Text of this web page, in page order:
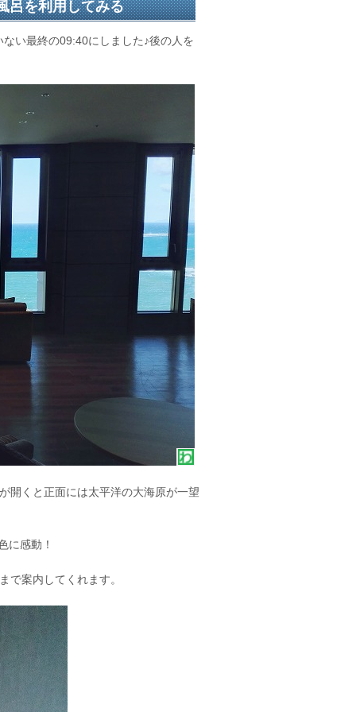
呂を利用してみる
い最終の09:40にしました♪後の人を
開くと正面には太平洋の大海原が一望
に感動！
で案内してくれます。